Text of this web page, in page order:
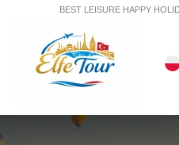
BEST LEISURE HAPPY